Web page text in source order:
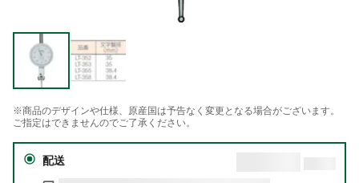
※商品のデザインや仕様、原産国は予告なく変更となる場合がございます。
ご指定はできませんのでご了承ください。
配送